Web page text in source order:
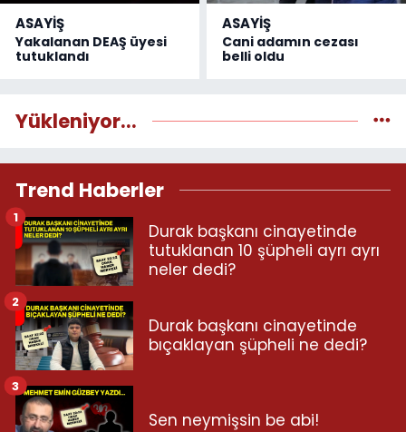
ASAYİŞ
Yakalanan DEAŞ üyesi
tutuklandı
ASAYİŞ
Cani adamın cezası
belli oldu
Yükleniyor...
Trend Haberler
Durak başkanı cinayetinde
tutuklanan 10 şüpheli ayrı ayrı
neler dedi?
1
Durak başkanı cinayetinde
bıçaklayan şüpheli ne dedi?
2
Sen neymişsin be abi!
3